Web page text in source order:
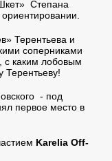
Степана
Терентьева и
соперниками
с каким лобовым
Терентьеву!
- под
первое место в
Karelia Off-